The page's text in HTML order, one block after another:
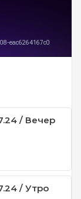
/ Вечер
/ Утро